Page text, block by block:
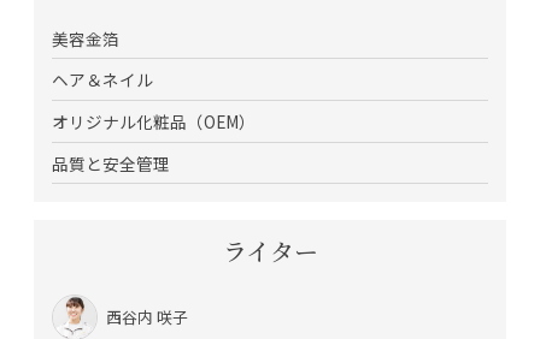
美容金箔
ヘア＆ネイル
オリジナル化粧品（OEM）
品質と安全管理
ライター
西谷内 咲子